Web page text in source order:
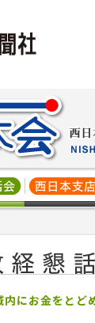
にお金をとど